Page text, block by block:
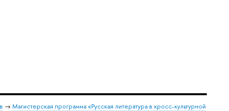
→ Магистерская программа «Русская литература в кросс-культурной